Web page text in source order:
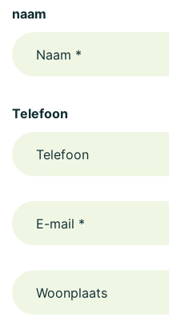
naam
Telefoon
email
Woonplaats